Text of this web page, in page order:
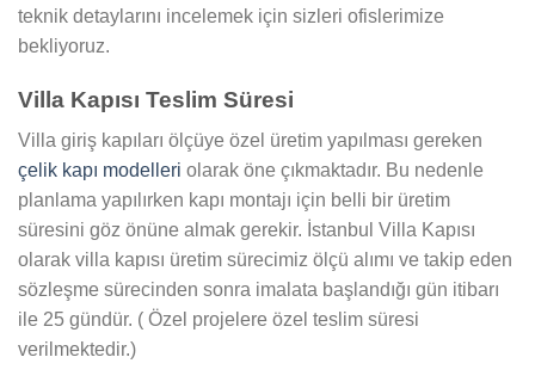
teknik detaylarını incelemek için sizleri ofislerimize
bekliyoruz.
Villa Kapısı Teslim Süresi
Villa giriş kapıları ölçüye özel üretim yapılması gereken
çelik kapı modelleri olarak öne çıkmaktadır. Bu nedenle
planlama yapılırken kapı montajı için belli bir üretim
süresini göz önüne almak gerekir. İstanbul Villa Kapısı
olarak villa kapısı üretim sürecimiz ölçü alımı ve takip eden
sözleşme sürecinden sonra imalata başlandığı gün itibarı
ile 25 gündür. ( Özel projelere özel teslim süresi
verilmektedir.)